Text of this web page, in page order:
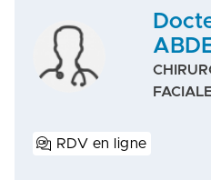
RDV en ligne